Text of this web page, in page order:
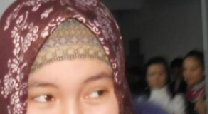
KITABXANASI
STANDARTLARIMIZ